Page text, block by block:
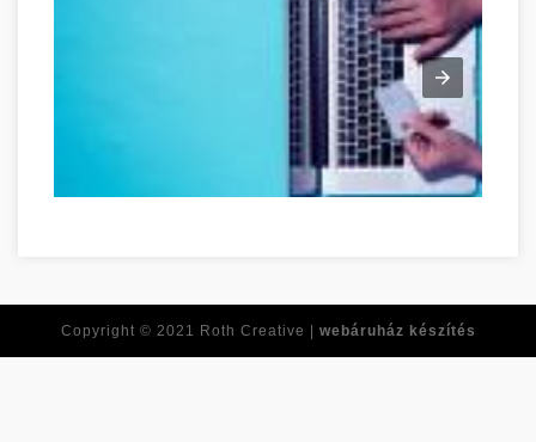
Copyright © 2021 Roth Creative | webáruház készítés